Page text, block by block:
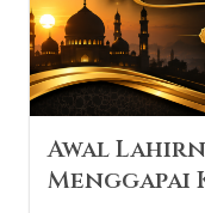
Awal
Menggapai